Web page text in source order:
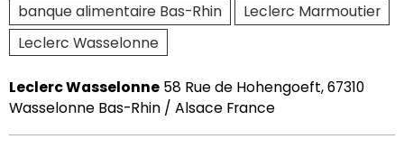
banque alimentaire Bas-Rhin
Leclerc Marmoutier
Leclerc Wasselonne
Leclerc Wasselonne 58 Rue de Hohengoeft, 67310
Wasselonne Bas-Rhin / Alsace France